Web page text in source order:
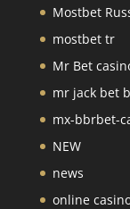
Mostbet
mostbet tr
Mr Bet
mr jack bet
mx-bbrbet-
NEW
news
online